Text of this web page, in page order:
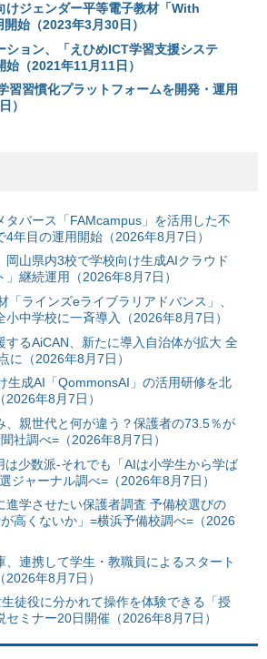
けジェンダー平等電子教材「With
始（2023年3月30日）
ション、「えひめICT学習支援システ
（2021年11月11日）
習習慣化プラットフォームを開発・運用
）
タバース「FAMcampus」を活用した不
年目の運用開始（2026年8月7日）
岡山県内3校で学校向け生成AIクラウド
」継続運用（2026年8月7日）
「ラインズeライブラリアドバンス」、
小中学校に一斉導入（2026年8月7日）
するAiCAN、新たに導入自治体が拡大 全
に（2026年8月7日）
生成AI「QommonsAI」の活用研修を北
年8月7日）
、親世代と何が違う？保護者の73.5％が
社調べ=（2026年8月7日）
は少数派-それでも「AIは小学生から学ば
ジャーナル調べ=（2026年8月7日）
進学させたい保護者調査 予備校選びの
高くないか」=横浜予備校調べ=（2026
、連携して学生・教職員によるスタート
年8月7日）
徒役に分かれて操作を体験できる「授
ミナー20日開催（2026年8月7日）